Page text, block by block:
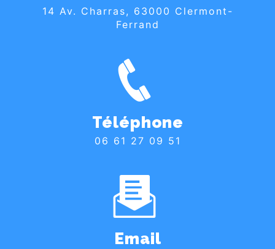
14 Av. Charras, 63000 Clermont-
Ferrand
Téléphone
06 61 27 09 51
Email